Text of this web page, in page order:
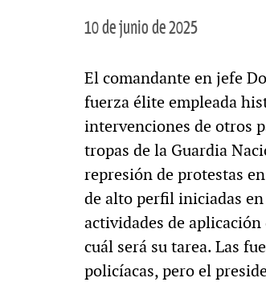
10 de junio de 2025
El comandante en jefe
fuerza élite empleada
intervenciones de otros
tropas de la Guardia
represión de protestas
de alto perfil iniciadas
actividades de
cuál será su tarea. Las
policíacas, pero el